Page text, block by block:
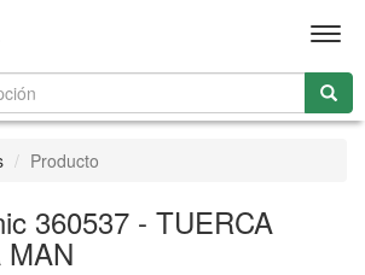
Producto
360537 - TUERCA
MAN